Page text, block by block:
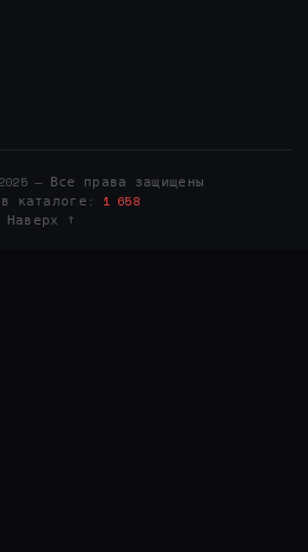
— Все права защищены
каталоге: 1 658
Наверх ↑